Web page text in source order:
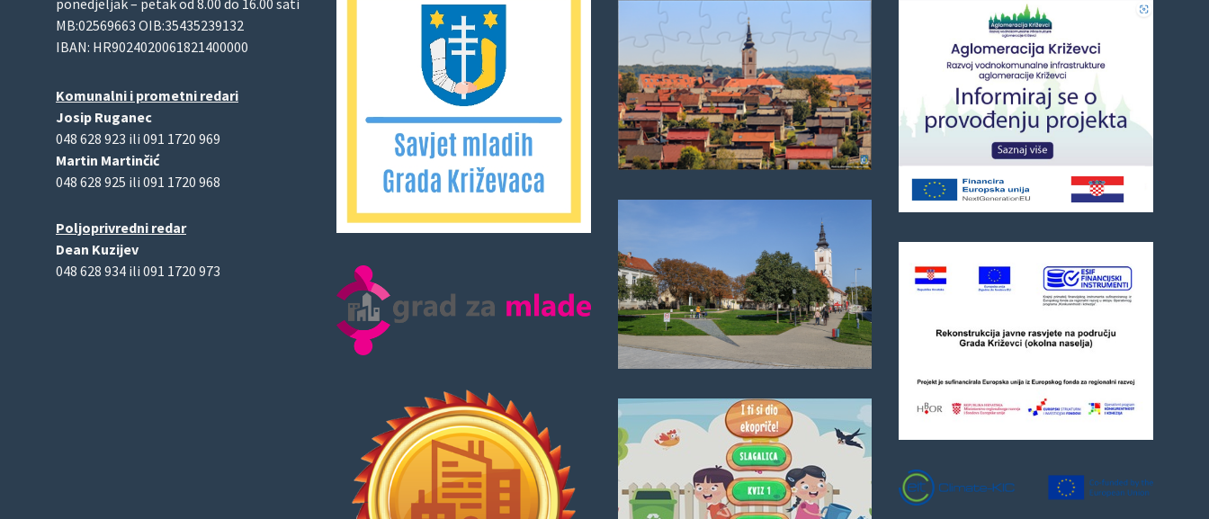
ponedjeljak – petak od 8.00 do 16.00 sati
MB:02569663 OIB:35435239132
IBAN: HR9024020061821400000
Komunalni i prometni redari
Josip Ruganec
048 628 923 ili 091 1720 969
Martin Martinčić
048 628 925 ili 091 1720 968
Poljoprivredni redar
Dean Kuzijev
048 628 934 ili 091 1720 973